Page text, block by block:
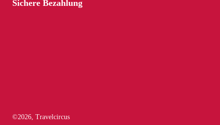
Sichere Bezahlung
©2026, Travelcircus